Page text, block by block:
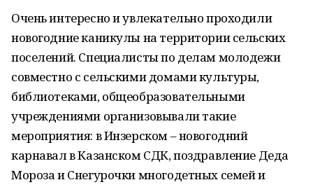
Очень интересно и увлекательно проходили
новогодние каникулы на территории сельских
поселений. Специалисты по делам молодежи
совместно с сельскими домами культуры,
библиотеками, общеобразовательными
учреждениями организовывали такие
мероприятия: в Инзерском – новогодний
карнавал в Казанском СДК, поздравление Деда
Мороза и Снегурочки многодетных семей и